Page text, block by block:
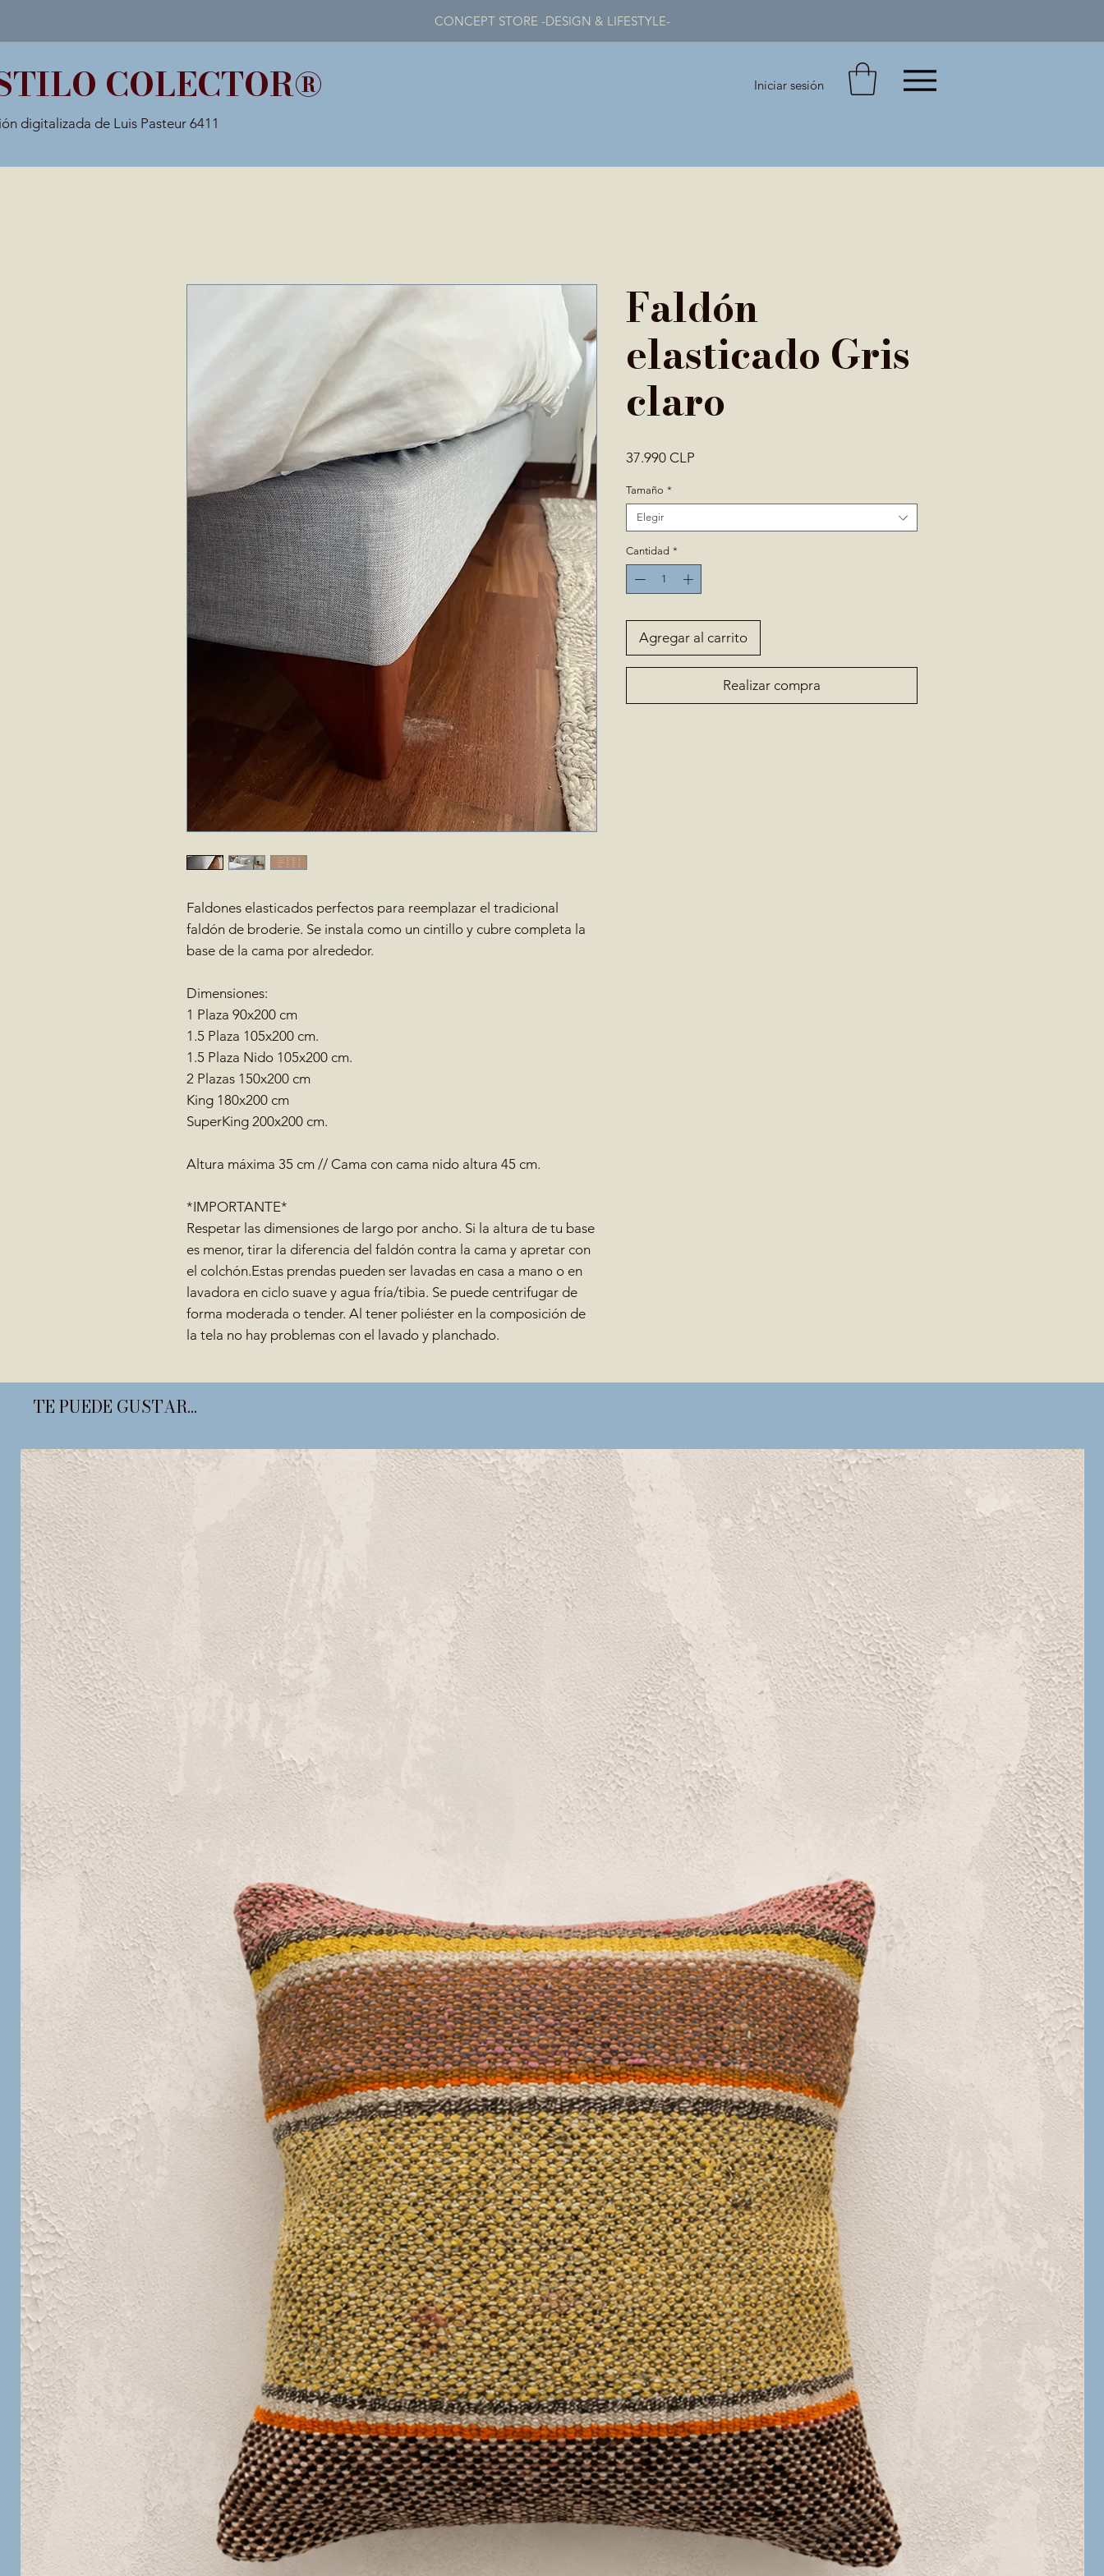
CONCEPT STORE -DESIGN & LIFESTYLE-
COLECTOR® Iniciar sesión
digitalizada de Luis Pasteur 6411
Faldones elasticados perfectos para reemplazar el tradicional
faldón de broderie. Se instala como un cintillo y cubre completa la
base de la cama por alrededor.
Dimensiones:
1 Plaza 90x200 cm
1.5 Plaza 105x200 cm.
1.5 Plaza Nido 105x200 cm.
2 Plazas 150x200 cm
King 180x200 cm
SuperKing 200x200 cm.
Altura máxima 35 cm // Cama con cama nido altura 45 cm.
*IMPORTANTE*
Respetar las dimensiones de largo por ancho. Si la altura de tu base
es menor, tirar la diferencia del faldón contra la cama y apretar con
el colchón.Estas prendas pueden ser lavadas en casa a mano o en
lavadora en ciclo suave y agua fría/tibia. Se puede centrifugar de
forma moderada o tender. Al tener poliéster en la composición de
la tela no hay problemas con el lavado y planchado.
Faldón
elasticado Gris
claro
37.990 CLP
Tamaño *
Elegir
Cantidad *
Agregar al carrito
Realizar compra
TE PUEDE GUSTAR...